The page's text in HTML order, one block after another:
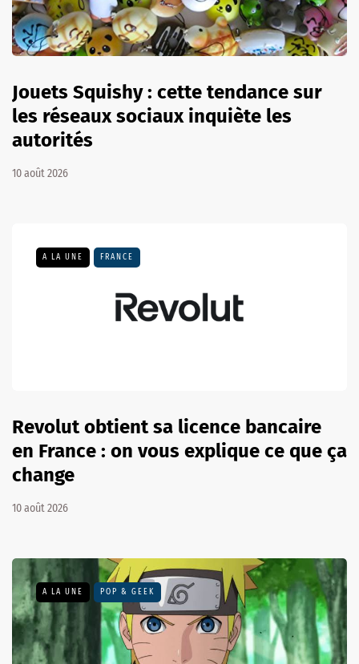
Jouets Squishy : cette tendance sur
les réseaux sociaux inquiète les
autorités
10 août 2026
A LA UNE FRANCE
Revolut obtient sa licence bancaire
en France : on vous explique ce que ça
change
10 août 2026
A LA UNE POP & GEEK